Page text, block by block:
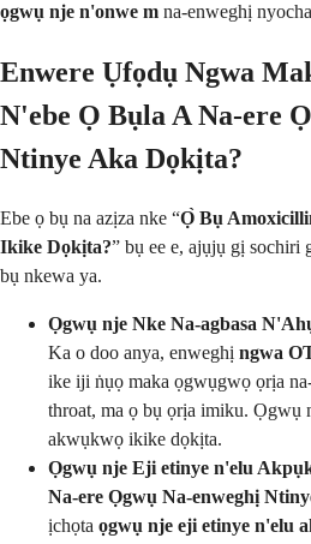
ọgwụ nje n'onwe m na-enweghị
Enwere Ụfọdụ Ngwa
N'ebe Ọ Bụla A Na-ere
Ntinye Aka Dọkịta?
Ebe ọ bụ na azịza nke “Ọ̀ Bụ
Ikike Dọkịta?” bụ ee e, ajụjụ gị sochiri
bụ nkewa ya.
Ọgwụ nje Nke Na-agbasa
Ka o doo anya, enweghị ngwa
ike iji ṅụọ maka ọgwụgwọ ọrịa
throat, ma ọ bụ ọrịa imiku. Ọgwụ
akwụkwọ ikike dọkịta.
Ọgwụ nje Eji etinye n'elu
Na-ere Ọgwụ Na-enweghị
ịchọta ọgwụ nje eji etinye n'elu